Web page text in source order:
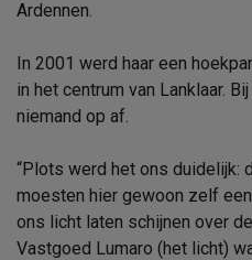
Ardennen.
In 2001 werd haar een
in het centrum van Lanklaar.
niemand op af.
“Plots werd het ons duidelijk:
moesten hier gewoon zelf
ons licht laten schijnen over
Vastgoed Lumaro (het licht)